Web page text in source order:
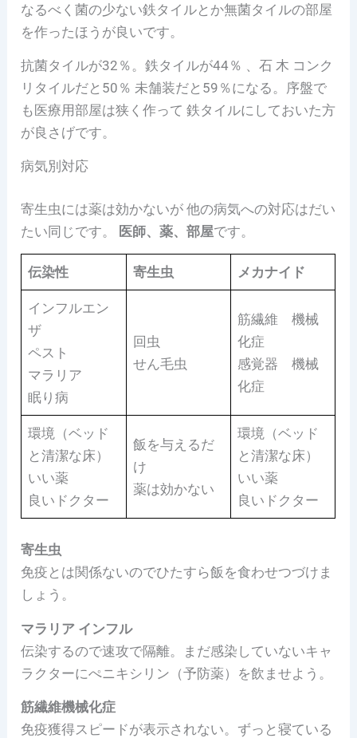
なるべく菌の少ない鉄タイルとか無菌タイルの部屋
を作ったほうが良いです。
抗菌タイルが32％。鉄タイルが44％ 、石 木 コンク
リタイルだと50％ 未舗装だと59％になる。序盤で
も医療用部屋は狭く作って 鉄タイルにしておいた方
が良さげです。
病気別対応
寄生虫には薬は効かないが 他の病気への対応はだい
たい同じです。
医師、薬、部屋です。
伝染性 寄生虫 メカナイド
インフルエン
ザ
ペスト
マラリア
眠り病
回虫
せん毛虫
筋繊維 機械
化症
感覚器 機械
化症
環境（ベッド
と清潔な床）
いい薬
良いドクター
飯を与えるだ
け
薬は効かない
環境（ベッド
と清潔な床）
いい薬
良いドクター
寄生虫
免疫とは関係ないのでひたすら飯を食わせつづけま
しょう。
マラリア インフル
伝染するので速攻で隔離。まだ感染していないキャ
ラクターにぺニキシリン（予防薬）を飲ませよう。
筋繊維機械化症
免疫獲得スピードが表示されない。ずっと寝ている